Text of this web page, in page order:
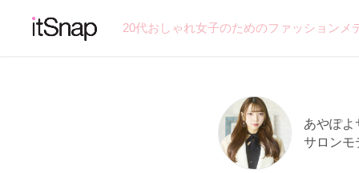
20代おしゃれ女子のためのファッション
あやぽよ
サロンモ